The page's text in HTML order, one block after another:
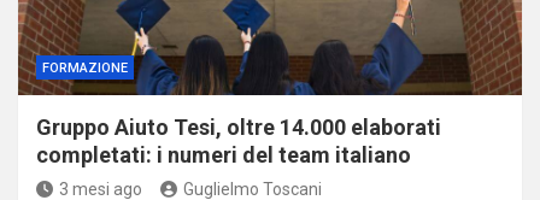
FORMAZIONE
Gruppo Aiuto Tesi, oltre 14.000 elaborati
completati: i numeri del team italiano
3 mesi ago Guglielmo Toscani